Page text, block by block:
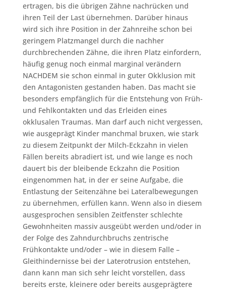
ertragen, bis die übrigen Zähne nachrücken und
ihren Teil der Last übernehmen. Darüber hinaus
wird sich ihre Position in der Zahnreihe schon bei
geringem Platzmangel durch die nachher
durchbrechenden Zähne, die ihren Platz einfordern,
häufig genug noch einmal marginal verändern
NACHDEM sie schon einmal in guter Okklusion mit
den Antagonisten gestanden haben. Das macht sie
besonders empfänglich für die Entstehung von Früh-
und Fehlkontakten und das Erleiden eines
okklusalen Traumas. Man darf auch nicht vergessen,
wie ausgeprägt Kinder manchmal bruxen, wie stark
zu diesem Zeitpunkt der Milch-Eckzahn in vielen
Fällen bereits abradiert ist, und wie lange es noch
dauert bis der bleibende Eckzahn die Position
eingenommen hat, in der er seine Aufgabe, die
Entlastung der Seitenzähne bei Lateralbewegungen
zu übernehmen, erfüllen kann. Wenn also in diesem
ausgesprochen sensiblen Zeitfenster schlechte
Gewohnheiten massiv ausgeübt werden und/oder in
der Folge des Zahndurchbruchs zentrische
Frühkontakte und/oder – wie in diesem Falle –
Gleithindernisse bei der Laterotrusion entstehen,
dann kann man sich sehr leicht vorstellen, dass
bereits erste, kleinere oder bereits ausgeprägtere